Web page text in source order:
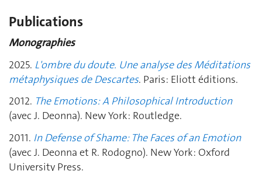
Publications
Monographies
2025. L'ombre du doute. Une analyse des Méditations
métaphysiques de Descartes. Paris: Eliott éditions.
2012. The Emotions: A Philosophical Introduction
(avec J. Deonna). New York: Routledge.
2011. In Defense of Shame: The Faces of an Emotion
(avec J. Deonna et R. Rodogno). New York: Oxford
University Press.